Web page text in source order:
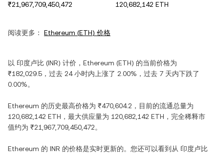
₹21,967,709,450,472
120,682,142 ETH
阅读更多： Ethereum (ETH) 价格
以 印度卢比 (INR) 计价， Ethereum (ETH) 的当前价格为
₹182,029.5 ，过去 24 小时内 上涨了 2.00% ，过去 7 天内下跌了
0.00%。
Ethereum 的历史最高价格为 ₹470,604.2 ，目前的流通总量为
120,682,142 ETH ，最大供应量为 120,682,142 ETH ，完全稀释市
值约为 ₹21,967,709,450,472。
Ethereum 的 INR 的价格是实时更新的。您还可以看到从 印度卢比